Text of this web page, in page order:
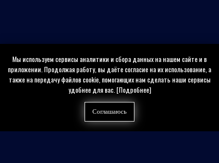
Мы используем сервисы аналитики и сбора данных на нашем сайте и в
приложении. Продолжая работу, вы даёте согласие на их использование, а
также на передачу файлов cookie, помогающих нам сделать наши сервисы
удобнее для вас.[Подробнее]
Соглашаюсь